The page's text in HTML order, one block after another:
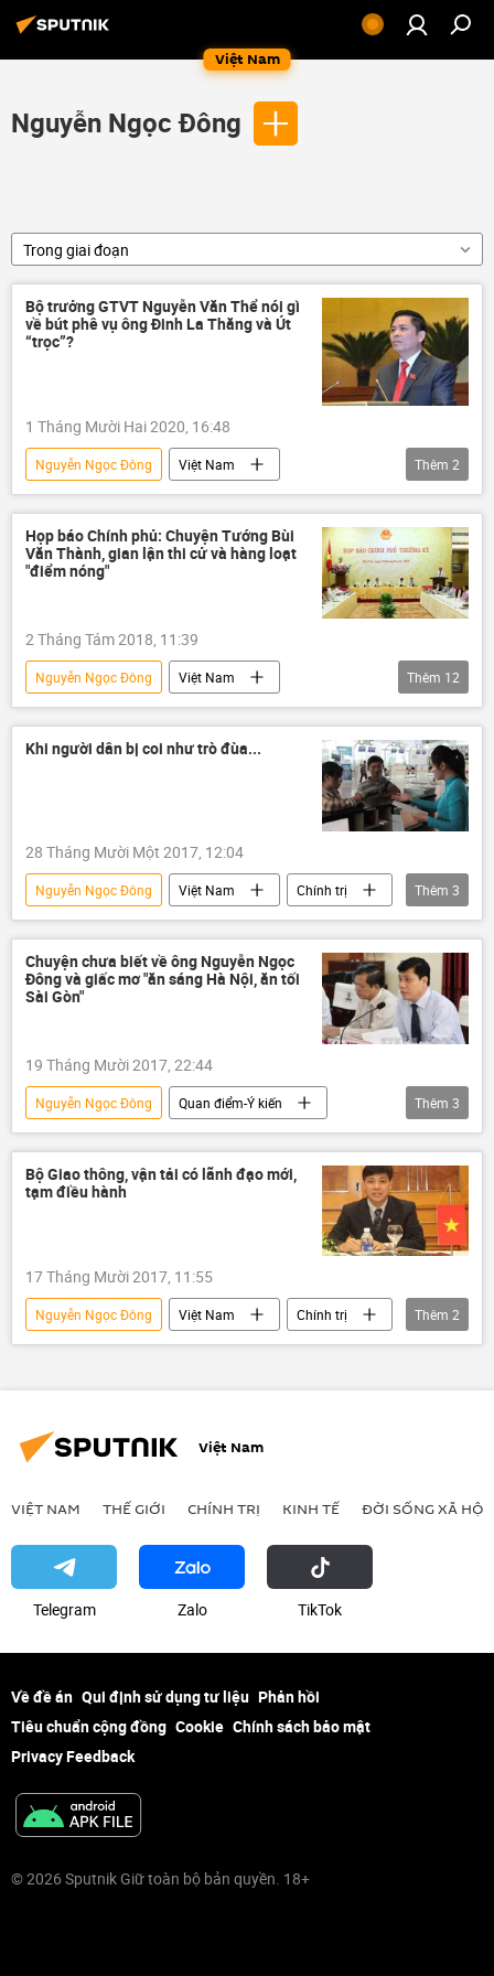
Việt Nam
Nguyễn Ngọc Đông
Trong giai đoạn
Bộ trưởng GTVT Nguyễn Văn Thể nói gì
về bút phê vụ ông Đinh La Thăng và Út
“trọc”?
1 Tháng Mười Hai 2020, 16:48
Nguyễn Ngọc Đông
Việt Nam
Nguyễn Văn Thể
Đinh La Thăng
Thêm 2
Họp báo Chính phủ: Chuyện Tướng Bùi
Văn Thành, gian lận thi cử và hàng loạt
"điểm nóng"
2 Tháng Tám 2018, 11:39
Nguyễn Ngọc Đông
Việt Nam
Chính trị
Phùng Xuân Nhạ
Bùi Văn Thành
Trần Việt Tân
Bộ Giao thông Vận tải
Bộ Giáo dục và Đào Tạo
văn phòng Chính phủ
gian lận
thi cử
bôi trơn
Thêm 12
Khi người dân bị coi như trò đùa...
28 Tháng Mười Một 2017, 12:04
Nguyễn Ngọc Đông Việt Nam
Chính trị
Nguyễn Văn Thể
Bộ Giao thông Vận tải
giấy tờ tùy thân
Thêm 3
Chuyện chưa biết về ông Nguyễn Ngọc
Đông và giấc mơ "ăn sáng Hà Nội, ăn tối
Sài Gòn"
19 Tháng Mười 2017, 22:44
Nguyễn Ngọc Đông
Quan điểm-Ý kiến
Việt Nam
Kinh doanh
Trương Quang Nghĩa
Thêm 3
Bộ Giao thông, vận tải có lãnh đạo mới,
tạm điều hành
17 Tháng Mười 2017, 11:55
Nguyễn Ngọc Đông Việt Nam
Chính trị
Trương Quang Nghĩa
Bộ Giao thông Vận tải
Thêm 2
Việt Nam
VIỆT NAM THẾ GIỚI CHÍNH TRỊ KINH TẾ ĐỜI SỐNG XÃ HỘI
Telegram Zalo ТikТоk
Về đề án Qui định sử dụng tư liệu Phản hồi
Tiêu chuẩn cộng đồng Cookie Chính sách bảo mật
Privacy Feedback
© 2026 Sputnik Giữ toàn bộ bản quyền. 18+